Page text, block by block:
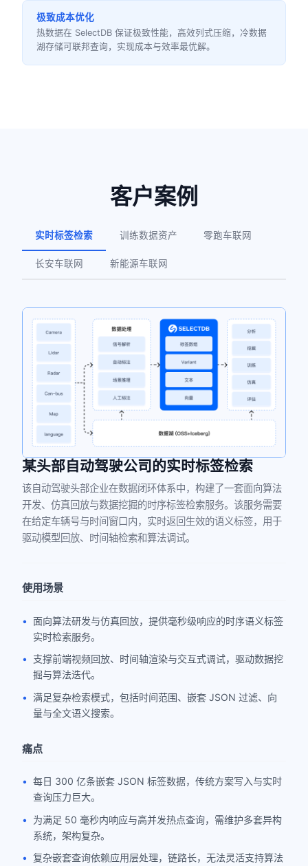
极致成本优化
热数据在 SelectDB 保证极致性能，高效列式压缩，冷数据
湖存储可联邦查询，实现成本与效率最优解。
客户案例
实时标签检索 训练数据资产 零跑车联网
长安车联网 新能源车联网
某头部自动驾驶公司的实时标签检索
该自动驾驶头部企业在数据闭环体系中，构建了一套面向算法
开发、仿真回放与数据挖掘的时序标签检索服务。该服务需要
在给定车辆号与时间窗口内，实时返回生效的语义标签，用于
驱动模型回放、时间轴检索和算法调试。
使用场景
面向算法研发与仿真回放，提供毫秒级响应的时序语义标签
实时检索服务。
支撑前端视频回放、时间轴渲染与交互式调试，驱动数据挖
掘与算法迭代。
满足复杂检索模式，包括时间范围、嵌套 JSON 过滤、向
量与全文语义搜索。
痛点
每日 300 亿条嵌套 JSON 标签数据，传统方案写入与实时
查询压力巨大。
为满足 50 毫秒内响应与高并发热点查询，需维护多套异构
系统，架构复杂。
复杂嵌套查询依赖应用层处理，链路长，无法灵活支持算法